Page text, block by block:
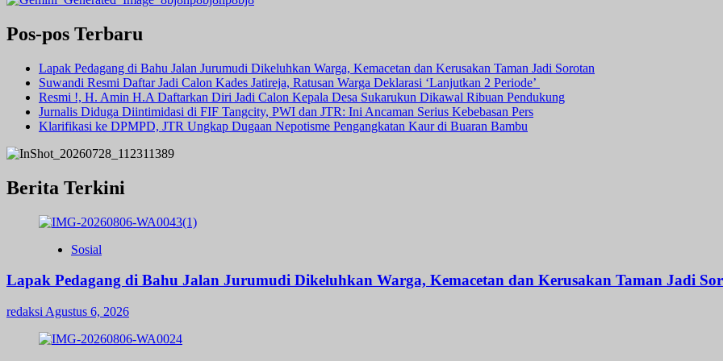
Pos-pos Terbaru
Lapak Pedagang di Bahu Jalan Jurumudi Dikeluhkan Warga, Kemacetan dan Kerusakan Taman Jadi Sorotan
Suwandi Resmi Daftar Jadi Calon Kades Jatireja, Ratusan Warga Deklarasi ‘Lanjutkan 2 Periode’
Resmi !, H. Amin H.A Daftarkan Diri Jadi Calon Kepala Desa Sukarukun Dikawal Ribuan Pendukung
Jurnalis Diduga Diintimidasi di FIF Tangcity, PWI dan JTR: Ini Ancaman Serius Kebebasan Pers
Klarifikasi ke DPMPD, JTR Ungkap Dugaan Nepotisme Pengangkatan Kaur di Buaran Bambu
Berita Terkini
Sosial
Lapak Pedagang di Bahu Jalan Jurumudi Dikeluhkan Warga, Kemacetan dan Kerusakan Taman Jadi
redaksi Agustus 6, 2026